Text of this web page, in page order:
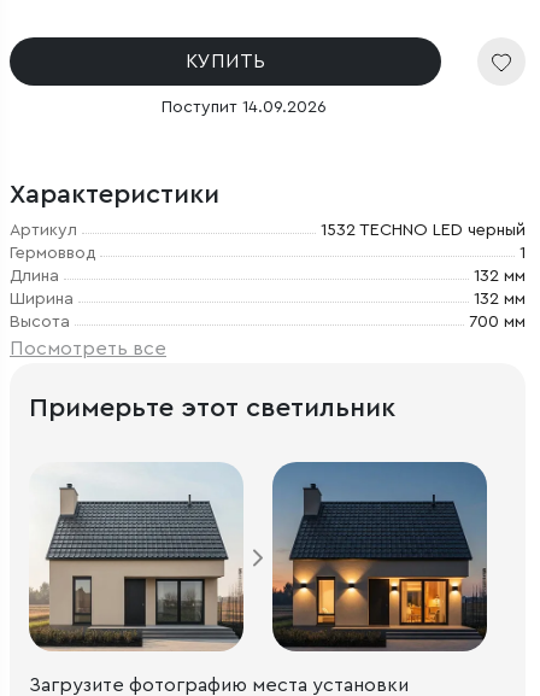
КУПИТЬ
Поступит 14.09.2026
Характеристики
Артикул
1532 TECHNO LED черный
Гермоввод
1
Длина
132 мм
Ширина
132 мм
Высота
700 мм
Посмотреть все
Примерьте этот светильник
Загрузите фотографию места установки